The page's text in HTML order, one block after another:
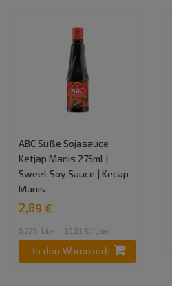
ABC Süße Sojasauce
Ketjap Manis 275ml |
Sweet Soy Sauce | Kecap
Manis
2,89 €
0.275 Liter | 10,51 € / Liter
In den Warenkorb